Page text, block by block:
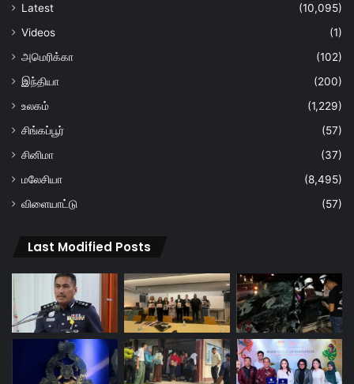
Latest
(10,095)
Videos
(1)
அமெரிக்கா
(102)
இந்தியா
(200)
உலகம்
(1,229)
சிங்கப்பூர்
(57)
சினிமா
(37)
மலேசியா
(8,495)
விளையாட்டு
(57)
Last Modified Posts